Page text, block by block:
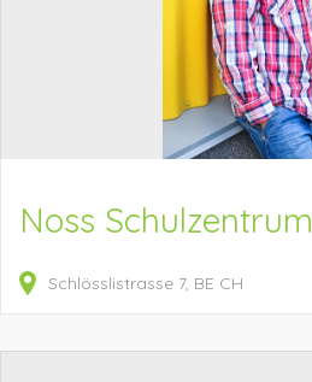
Noss Schulzentrum
Schlösslistrasse 7 BE CH